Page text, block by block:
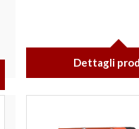
Dettagli